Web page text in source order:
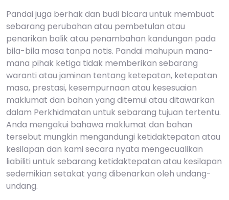
Pandai juga berhak dan budi bicara untuk membuat
sebarang perubahan atau pembetulan atau
penarikan balik atau penambahan kandungan pada
bila-bila masa tanpa notis. Pandai mahupun mana-
mana pihak ketiga tidak memberikan sebarang
waranti atau jaminan tentang ketepatan, ketepatan
masa, prestasi, kesempurnaan atau kesesuaian
maklumat dan bahan yang ditemui atau ditawarkan
dalam Perkhidmatan untuk sebarang tujuan tertentu.
Anda mengakui bahawa maklumat dan bahan
tersebut mungkin mengandungi ketidaktepatan atau
kesilapan dan kami secara nyata mengecualikan
liabiliti untuk sebarang ketidaktepatan atau kesilapan
sedemikian setakat yang dibenarkan oleh undang-
undang.